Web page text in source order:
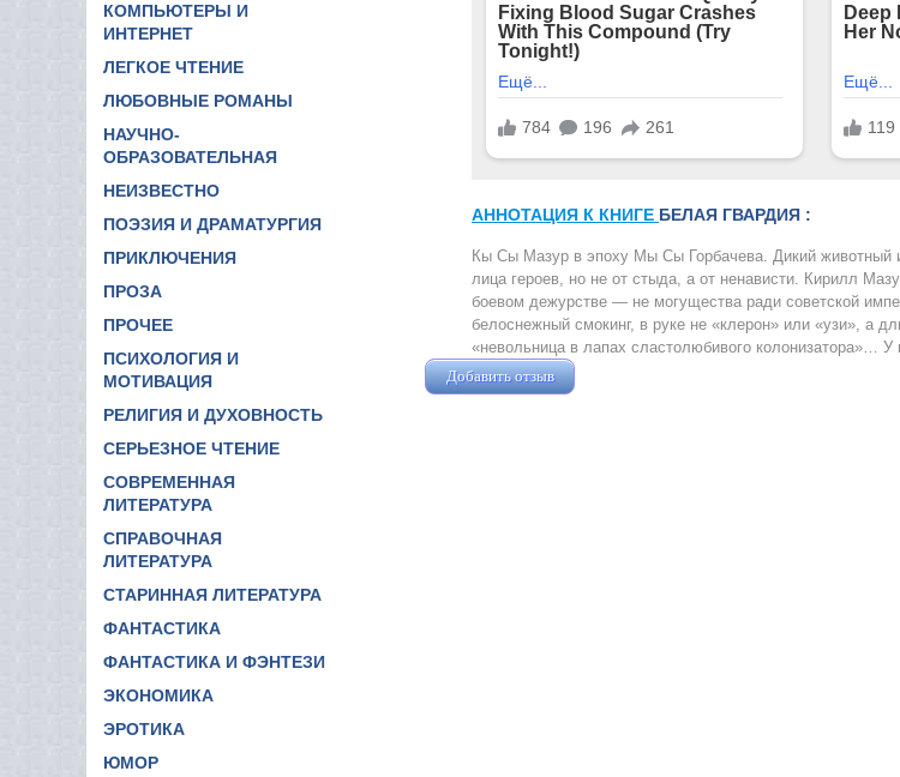
КОМПЬЮТЕРЫ И
ИНТЕРНЕТ
ЛЕГКОЕ ЧТЕНИЕ
ЛЮБОВНЫЕ РОМАНЫ
НАУЧНО-
ОБРАЗОВАТЕЛЬНАЯ
НЕИЗВЕСТНО
ПОЭЗИЯ И ДРАМАТУРГИЯ
ПРИКЛЮЧЕНИЯ
ПРОЗА
ПРОЧЕЕ
ПСИХОЛОГИЯ И
МОТИВАЦИЯ
РЕЛИГИЯ И ДУХОВНОСТЬ
СЕРЬЕЗНОЕ ЧТЕНИЕ
СОВРЕМЕННАЯ
ЛИТЕРАТУРА
СПРАВОЧНАЯ
ЛИТЕРАТУРА
СТАРИННАЯ ЛИТЕРАТУРА
ФАНТАСТИКА
ФАНТАСТИКА И ФЭНТЕЗИ
ЭКОНОМИКА
ЭРОТИКА
ЮМОР
АННОТАЦИЯ К КНИГЕ БЕЛАЯ ГВАРДИЯ :
Кы Сы Мазур в эпоху Мы Сы Горбачева. Дикий животный
лица героев, но не от стыда, а от ненависти. Кирилл
боевом дежурстве — не могущества ради советской
белоснежный смокинг, в руке не «клерон» или «узи», а
«невольница в лапах сластолюбивого колонизатора»…
Добавить отзыв